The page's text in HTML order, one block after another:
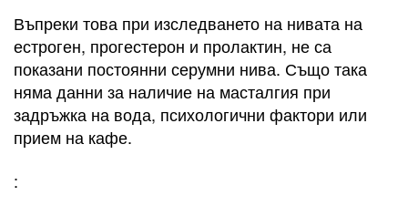
Въпреки това при изследването на нивата на
естроген, прогестерон и пролактин, не са
показани постоянни серумни нива. Също така
няма данни за наличие на масталгия при
задръжка на вода, психологични фактори или
прием на кафе.
: